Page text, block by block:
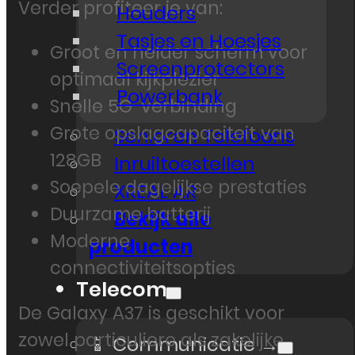
Houders
Tasjes en Hoesjes
Screenprotectors
Powerbank
Senioren Telefoons
Inruiltoestellen
XREAL AR
Bekijk alle
producten
Telecom
📱 Communicatie →
Verder profiteer je van:
Groot en helder scherm voor
optimaal kijkplezier
Snelle 5G-verbinding
Grote opslagcapaciteit van
128GB
Soepele dagelijkse prestaties
Duurzame batterij
Moderne
connectiviteitsopties
De Galaxy A37 is geschikt voor
zowel particuliere als zakelijke